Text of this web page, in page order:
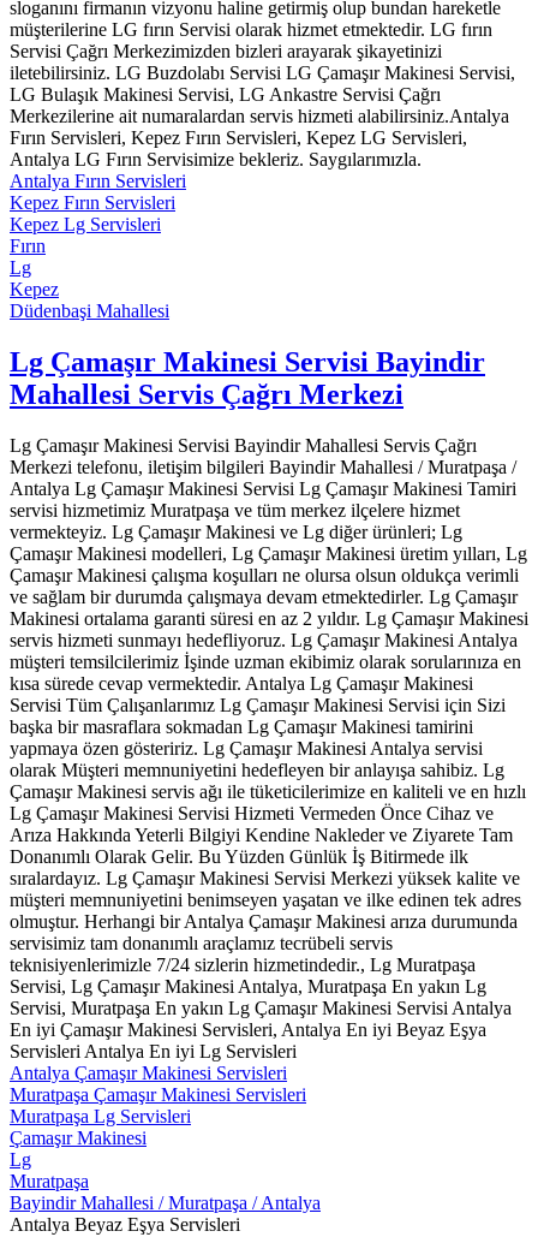
sloganını firmanın vizyonu haline getirmiş olup bundan hareketle
müşterilerine LG fırın Servisi olarak hizmet etmektedir. LG fırın
Servisi Çağrı Merkezimizden bizleri arayarak şikayetinizi
iletebilirsiniz. LG Buzdolabı Servisi LG Çamaşır Makinesi Servisi,
LG Bulaşık Makinesi Servisi, LG Ankastre Servisi Çağrı
Merkezilerine ait numaralardan servis hizmeti alabilirsiniz.Antalya
Fırın Servisleri, Kepez Fırın Servisleri, Kepez LG Servisleri,
Antalya LG Fırın Servisimize bekleriz. Saygılarımızla.
Antalya Fırın Servisleri
Kepez Fırın Servisleri
Kepez Lg Servisleri
Fırın
Lg
Kepez
Düdenbaşi Mahallesi
Lg Çamaşır Makinesi Servisi Bayindir
Mahallesi Servis Çağrı Merkezi
Lg Çamaşır Makinesi Servisi Bayindir Mahallesi Servis Çağrı
Merkezi telefonu, iletişim bilgileri Bayindir Mahallesi / Muratpaşa /
Antalya Lg Çamaşır Makinesi Servisi Lg Çamaşır Makinesi Tamiri
servisi hizmetimiz Muratpaşa ve tüm merkez ilçelere hizmet
vermekteyiz. Lg Çamaşır Makinesi ve Lg diğer ürünleri; Lg
Çamaşır Makinesi modelleri, Lg Çamaşır Makinesi üretim yılları, Lg
Çamaşır Makinesi çalışma koşulları ne olursa olsun oldukça verimli
ve sağlam bir durumda çalışmaya devam etmektedirler. Lg Çamaşır
Makinesi ortalama garanti süresi en az 2 yıldır. Lg Çamaşır Makinesi
servis hizmeti sunmayı hedefliyoruz. Lg Çamaşır Makinesi Antalya
müşteri temsilcilerimiz İşinde uzman ekibimiz olarak sorularınıza en
kısa sürede cevap vermektedir. Antalya Lg Çamaşır Makinesi
Servisi Tüm Çalışanlarımız Lg Çamaşır Makinesi Servisi için Sizi
başka bir masraflara sokmadan Lg Çamaşır Makinesi tamirini
yapmaya özen gösteririz. Lg Çamaşır Makinesi Antalya servisi
olarak Müşteri memnuniyetini hedefleyen bir anlayışa sahibiz. Lg
Çamaşır Makinesi servis ağı ile tüketicilerimize en kaliteli ve en hızlı
Lg Çamaşır Makinesi Servisi Hizmeti Vermeden Önce Cihaz ve
Arıza Hakkında Yeterli Bilgiyi Kendine Nakleder ve Ziyarete Tam
Donanımlı Olarak Gelir. Bu Yüzden Günlük İş Bitirmede ilk
sıralardayız. Lg Çamaşır Makinesi Servisi Merkezi yüksek kalite ve
müşteri memnuniyetini benimseyen yaşatan ve ilke edinen tek adres
olmuştur. Herhangi bir Antalya Çamaşır Makinesi arıza durumunda
servisimiz tam donanımlı araçlamız tecrübeli servis
teknisiyenlerimizle 7/24 sizlerin hizmetindedir., Lg Muratpaşa
Servisi, Lg Çamaşır Makinesi Antalya, Muratpaşa En yakın Lg
Servisi, Muratpaşa En yakın Lg Çamaşır Makinesi Servisi Antalya
En iyi Çamaşır Makinesi Servisleri, Antalya En iyi Beyaz Eşya
Servisleri Antalya En iyi Lg Servisleri
Antalya Çamaşır Makinesi Servisleri
Muratpaşa Çamaşır Makinesi Servisleri
Muratpaşa Lg Servisleri
Çamaşır Makinesi
Lg
Muratpaşa
Bayindir Mahallesi / Muratpaşa / Antalya
Antalya Beyaz Eşya Servisleri